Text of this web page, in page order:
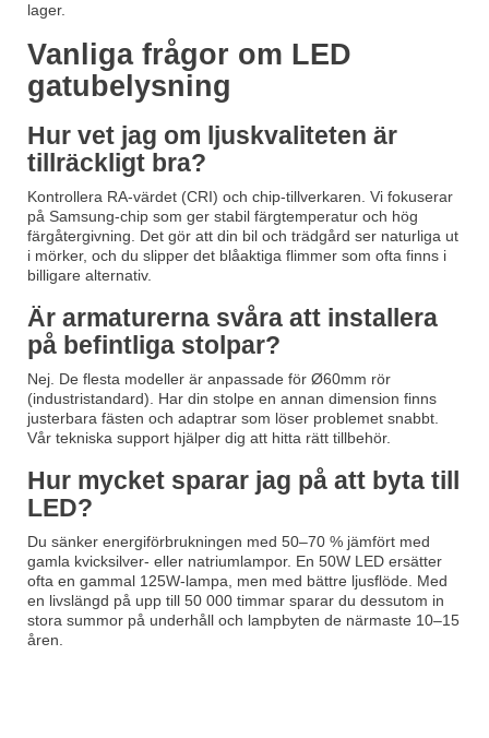
lager.
Vanliga frågor om LED
gatubelysning
Hur vet jag om ljuskvaliteten är
tillräckligt bra?
Kontrollera RA-värdet (CRI) och chip-tillverkaren. Vi fokuserar
på Samsung-chip som ger stabil färgtemperatur och hög
färgåtergivning. Det gör att din bil och trädgård ser naturliga ut
i mörker, och du slipper det blåaktiga flimmer som ofta finns i
billigare alternativ.
Är armaturerna svåra att installera
på befintliga stolpar?
Nej. De flesta modeller är anpassade för Ø60mm rör
(industristandard). Har din stolpe en annan dimension finns
justerbara fästen och adaptrar som löser problemet snabbt.
Vår tekniska support hjälper dig att hitta rätt tillbehör.
Hur mycket sparar jag på att byta till
LED?
Du sänker energiförbrukningen med 50–70 % jämfört med
gamla kvicksilver- eller natriumlampor. En 50W LED ersätter
ofta en gammal 125W-lampa, men med bättre ljusflöde. Med
en livslängd på upp till 50 000 timmar sparar du dessutom in
stora summor på underhåll och lampbyten de närmaste 10–15
åren.